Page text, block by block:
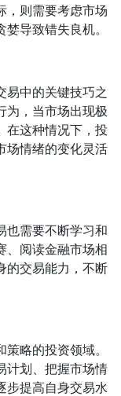
，则需要考虑市场
导致错失良机。
易中的关键技巧之
为，当市场出现极
在这种情况下，投
场情绪的变化灵活
也需要不断学习和
、阅读金融市场相
的交易能力，不断
略的投资领域。
计划、把握市场情
步提高自身交易水